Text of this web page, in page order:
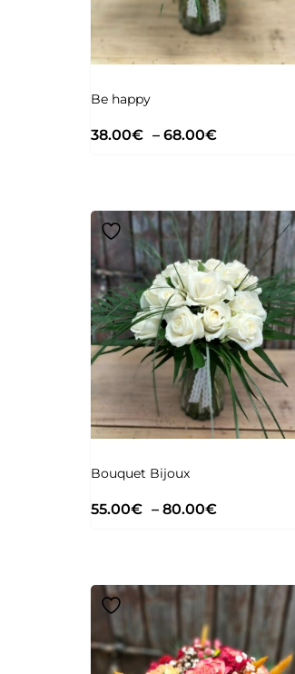
Be happy
38.00€ – 68.00€
Bouquet Bijoux
55.00€ – 80.00€